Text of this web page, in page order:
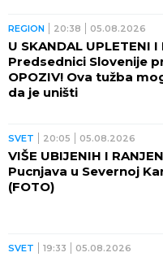
REGION 20:38 05.08.2026
U SKANDAL UPLETENI I
Predsednici Slovenije
OPOZIV! Ova tužba
da je uništi
SVET 20:05 05.08.2026
VIŠE UBIJENIH I
Pucnjava u Severnoj
(FOTO)
SVET 19:33 05.08.2026